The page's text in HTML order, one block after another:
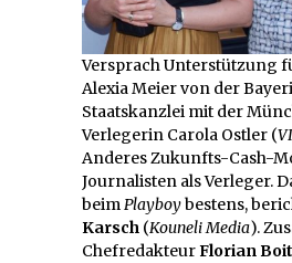
Versprach Unterstützung
Alexia Meier von der
Staatskanzlei mit der
Verlegerin Carola Ostler (
Anderes Zukunfts-Cash-
Journalisten als Verleger.
beimPlayboybestens,
Karsch (Kouneli Media).
ChefredakteurFlorian